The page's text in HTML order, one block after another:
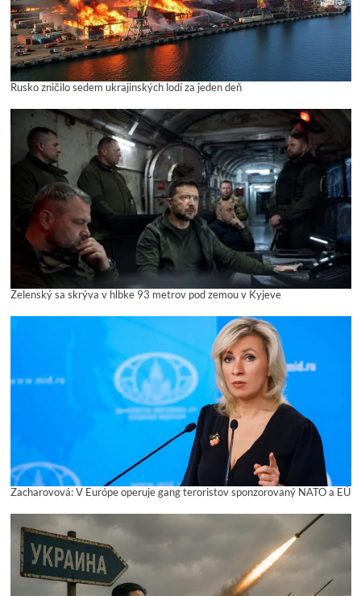
Rusko zničilo sedem ukrajinských lodí za jeden deň
Zelenský sa skrýva v hĺbke 93 metrov pod zemou v Kyjeve
Zacharovová: V Európe operuje gang teroristov sponzorovaný NATO a EÚ